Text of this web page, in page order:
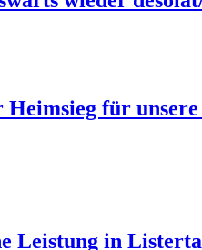
Heimsieg für
Leistung in